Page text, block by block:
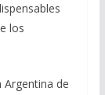
los
Argentina de